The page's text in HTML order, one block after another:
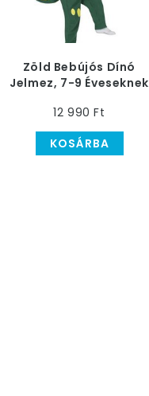
Zöld Bebújós Dínó
Jelmez, 7-9 Éveseknek
12 990 Ft
KOSÁRBA